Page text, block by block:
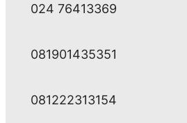
024 76413369
081901435351
081222313154